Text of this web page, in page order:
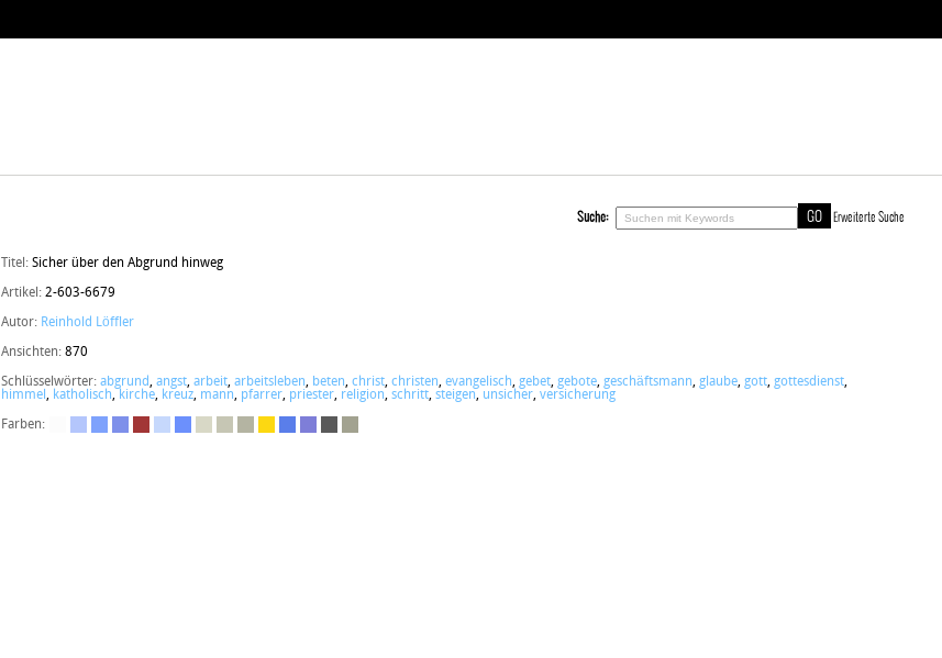
Suche: Erweiterte Suche
Titel: Sicher über den Abgrund hinweg
Artikel: 2-603-6679
Autor: Reinhold Löffler
Ansichten: 870
Schlüsselwörter: abgrund, angst, arbeit, arbeitsleben, beten, christ, christen, evangelisch, gebet, gebote, geschäftsmann, glaube, gott, gottesdienst,
himmel , katholisch, kirche, kreuz, mann, pfarrer, priester, religion, schritt, steigen, unsicher, versicherung
Farben: